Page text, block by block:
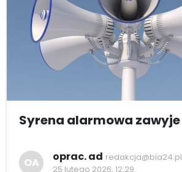
Syrena alarmowa zawyje
OA oprac. ad redakcja@bia24.pl
25 lutego 2026, 12:29